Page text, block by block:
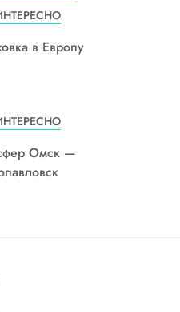
в Европу
Омск —